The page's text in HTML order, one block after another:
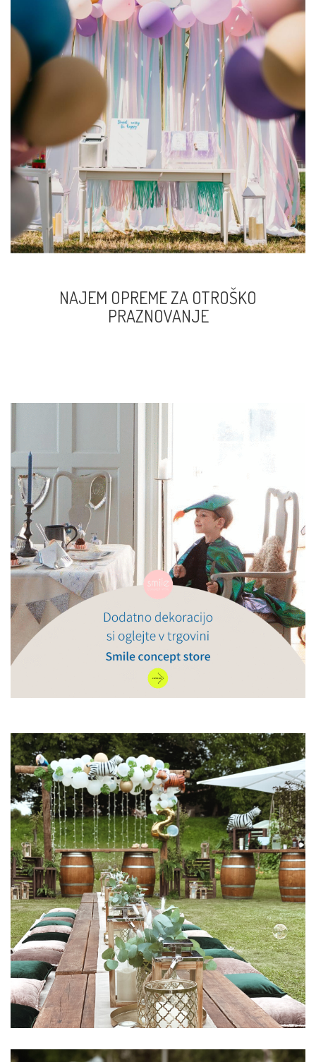
NAJEM OPREME ZA OTROŠKO
PRAZNOVANJE